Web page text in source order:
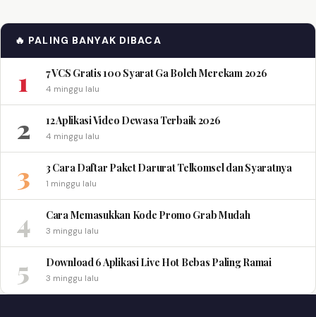
🔥 PALING BANYAK DIBACA
1 7 VCS Gratis 100 Syarat Ga Boleh Merekam 2026
4 minggu lalu
2 12 Aplikasi Video Dewasa Terbaik 2026
4 minggu lalu
3 3 Cara Daftar Paket Darurat Telkomsel dan Syaratnya
1 minggu lalu
4 Cara Memasukkan Kode Promo Grab Mudah
3 minggu lalu
5 Download 6 Aplikasi Live Hot Bebas Paling Ramai
3 minggu lalu